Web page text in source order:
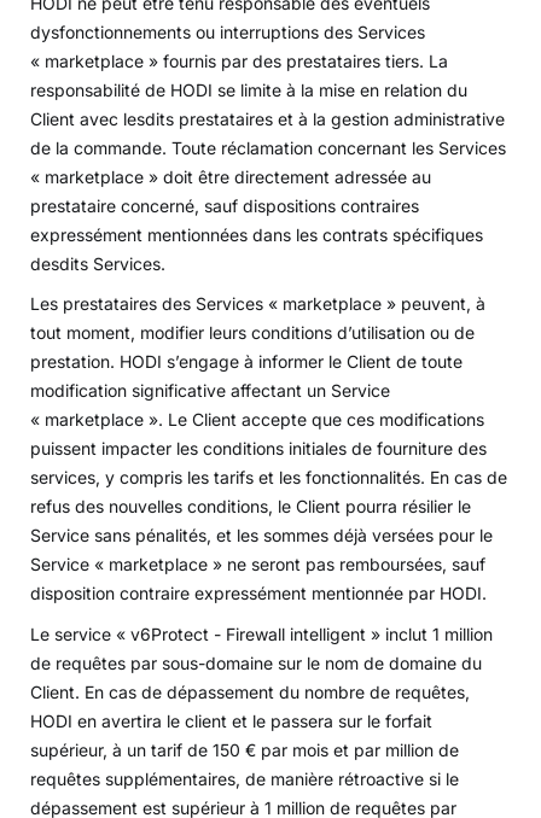
dysfonctionnements ou interruptions des Services
« marketplace » fournis par des prestataires tiers. La
responsabilité de HODI se limite à la mise en relation du
Client avec lesdits prestataires et à la gestion administrative
de la commande. Toute réclamation concernant les Services
« marketplace » doit être directement adressée au
prestataire concerné, sauf dispositions contraires
expressément mentionnées dans les contrats spécifiques
desdits Services.
Les prestataires des Services « marketplace » peuvent, à
tout moment, modifier leurs conditions d’utilisation ou de
prestation. HODI s’engage à informer le Client de toute
modification significative affectant un Service
« marketplace ». Le Client accepte que ces modifications
puissent impacter les conditions initiales de fourniture des
services, y compris les tarifs et les fonctionnalités. En cas de
refus des nouvelles conditions, le Client pourra résilier le
Service sans pénalités, et les sommes déjà versées pour le
Service « marketplace » ne seront pas remboursées, sauf
disposition contraire expressément mentionnée par HODI.
Le service « v6Protect - Firewall intelligent » inclut 1 million
de requêtes par sous-domaine sur le nom de domaine du
Client. En cas de dépassement du nombre de requêtes,
HODI en avertira le client et le passera sur le forfait
supérieur, à un tarif de 150 € par mois et par million de
requêtes supplémentaires, de manière rétroactive si le
dépassement est supérieur à 1 million de requêtes par